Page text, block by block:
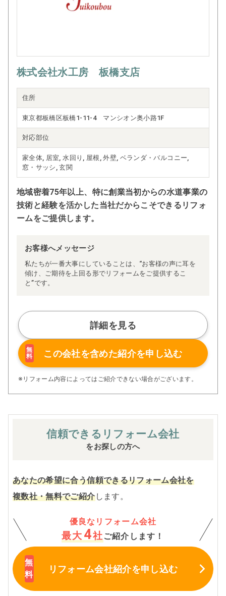
株式会社水工房 板橋支店
住所
東京都板橋区板橋1-11-4 マンシオン奥小路1F
対応部位
家全体, 居室, 水回り, 屋根, 外壁, ベランダ・バルコニー,
窓・サッシ, 玄関
地域密着75年以上、特に創業当初からの水道事業の
技術と経験を活かした当社だからこそできるリフォ
ームをご提供します。
お客様へメッセージ
私たちが一番大事にしていることは、“お客様の声に耳を
傾け、ご期待を上回る形でリフォームをご提供するこ
と”です。
詳細を見る
無
料
この会社を含めた紹介を申し込む
※リフォーム内容によってはご紹介できない場合がございます。
信頼できる リフォーム会社
をお探しの方へ
あなたの希望に合う信頼できるリフォーム会社を
複数社・無料でご紹介します。
優良なリフォーム会社
最大 4社 ご紹介します！
リフォーム会社紹介を申し込む